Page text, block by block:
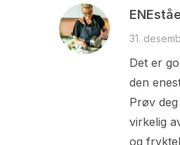
31.
Det er
den
Prøv
virkelig
og